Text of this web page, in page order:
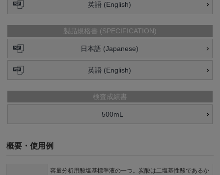
英語 (English)
製品規格書 (SPECIFICATION)
日本語 (Japanese)
英語 (English)
検査成績書
500mL
概要・使用例
容量分析用酸塩基標準液の一つ。炭酸は二塩基性酸であるか